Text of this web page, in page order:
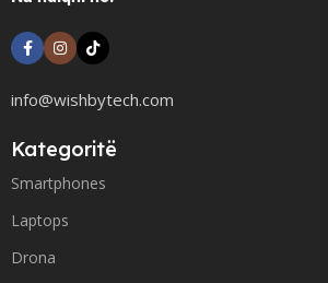
info@wishbytech.com
Kategoritë
Smartphones
Laptops
Drona